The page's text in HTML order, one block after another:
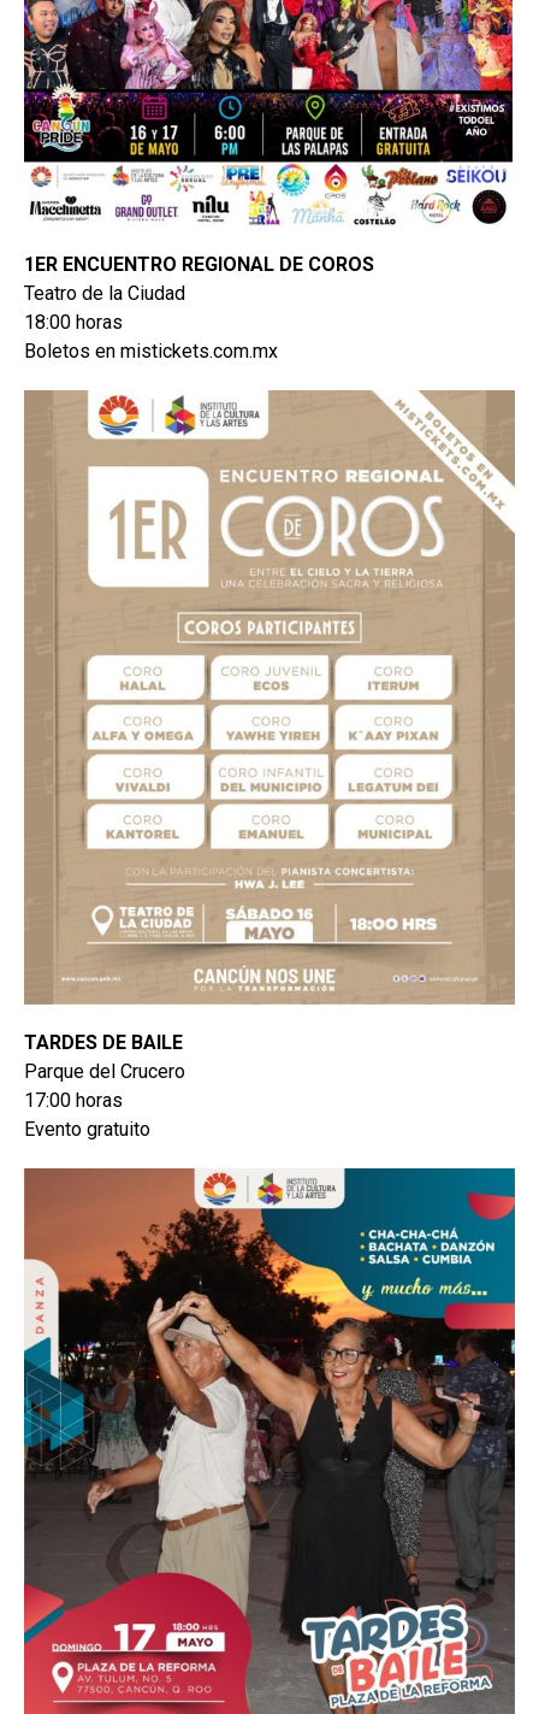
1ER ENCUENTRO REGIONAL DE COROS
Teatro de la Ciudad
18:00 horas
Boletos en mistickets.com.mx
TARDES DE BAILE
Parque del Crucero
17:00 horas
Evento gratuito